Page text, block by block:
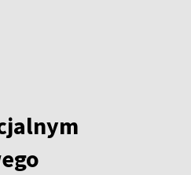
obchodom
programowe: